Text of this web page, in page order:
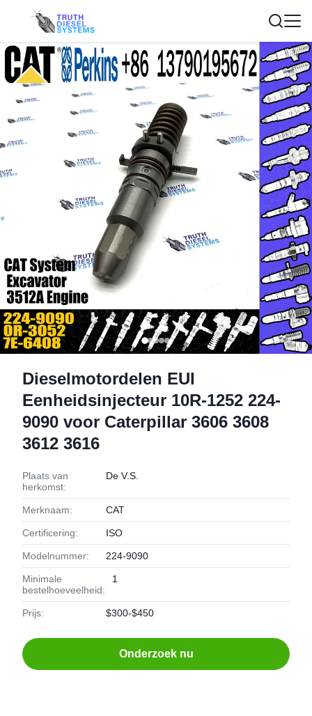
Dieselmotordelen EUI
Eenheidsinjecteur 10R-1252 224-
9090 voor Caterpillar 3606 3608
3612 3616
Plaats van
herkomst:
De V.S.
Merknaam: CAT
Certificering: ISO
Modelnummer: 224-9090
Minimale
bestelhoeveelheid:
1
Prijs: $300-$450
Onderzoek nu